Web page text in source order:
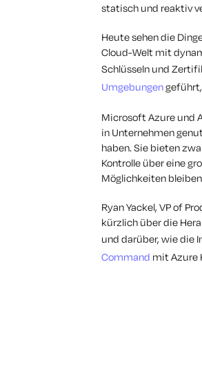
statisch und reaktiv
Heute sehen die
Cloud-Welt mit
Schlüsseln und
Umgebungen
Microsoft Azure und
in Unternehmen
haben. Sie bieten
Kontrolle über eine
Möglichkeiten
Ryan Yackel, VP of
kürzlich über die
und darüber, wie die
Command mit Azure